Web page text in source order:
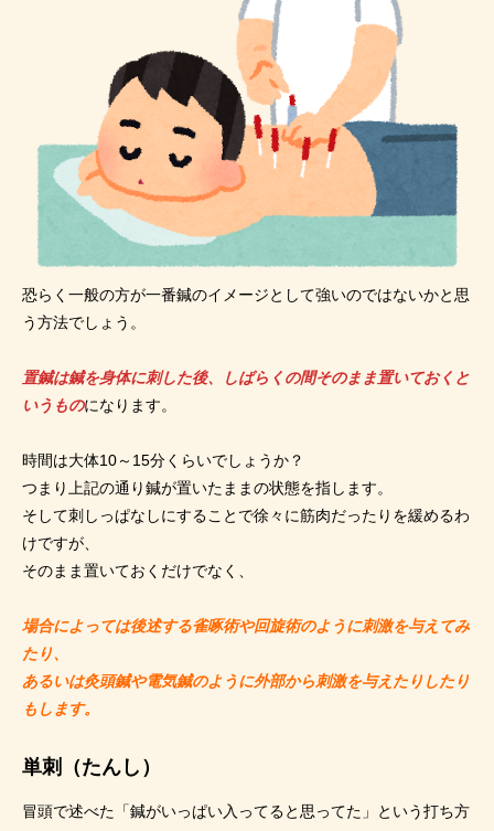
恐らく一般の方が一番鍼のイメージとして強いのではないかと思
う方法でしょう。
置鍼は鍼を身体に刺した後、しばらくの間そのまま置いておくと
いうものになります。
時間は大体10～15分くらいでしょうか？
つまり上記の通り鍼が置いたままの状態を指します。
そして刺しっぱなしにすることで徐々に筋肉だったりを緩めるわ
けですが、
そのまま置いておくだけでなく、
場合によっては後述する雀啄術や回旋術のように刺激を与えてみ
たり、
あるいは灸頭鍼や電気鍼のように外部から刺激を与えたりしたり
もします。
単刺（たんし）
冒頭で述べた「鍼がいっぱい入ってると思ってた」という打ち方